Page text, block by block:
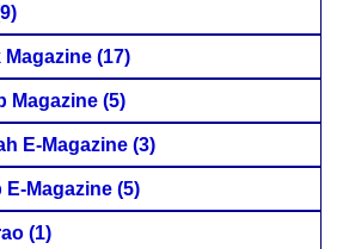
Magazine (17)
Magazine (5)
E-Magazine (3)
E-Magazine (5)
(1)